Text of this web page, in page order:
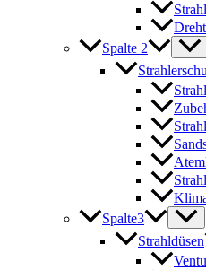
Spalte 2
Spalte3
Strahldüsen